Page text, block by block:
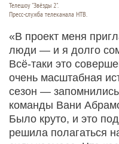
Телешоу "Звёзды 2".
Пресс-служба телеканала НТВ.
«В проект меня
люди — и я долго
Всё-таки это
очень масштабная
сезон —
команды Вани
Было круто, и это
решила полагаться